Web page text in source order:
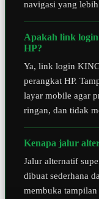
navigasi yang
Apakah link
HP?
Ya, link login
perangkat HP.
layar mobile agar
ringan, dan tidak
Kenapa jalur
Jalur alternatif
dibuat sederhana
membuka